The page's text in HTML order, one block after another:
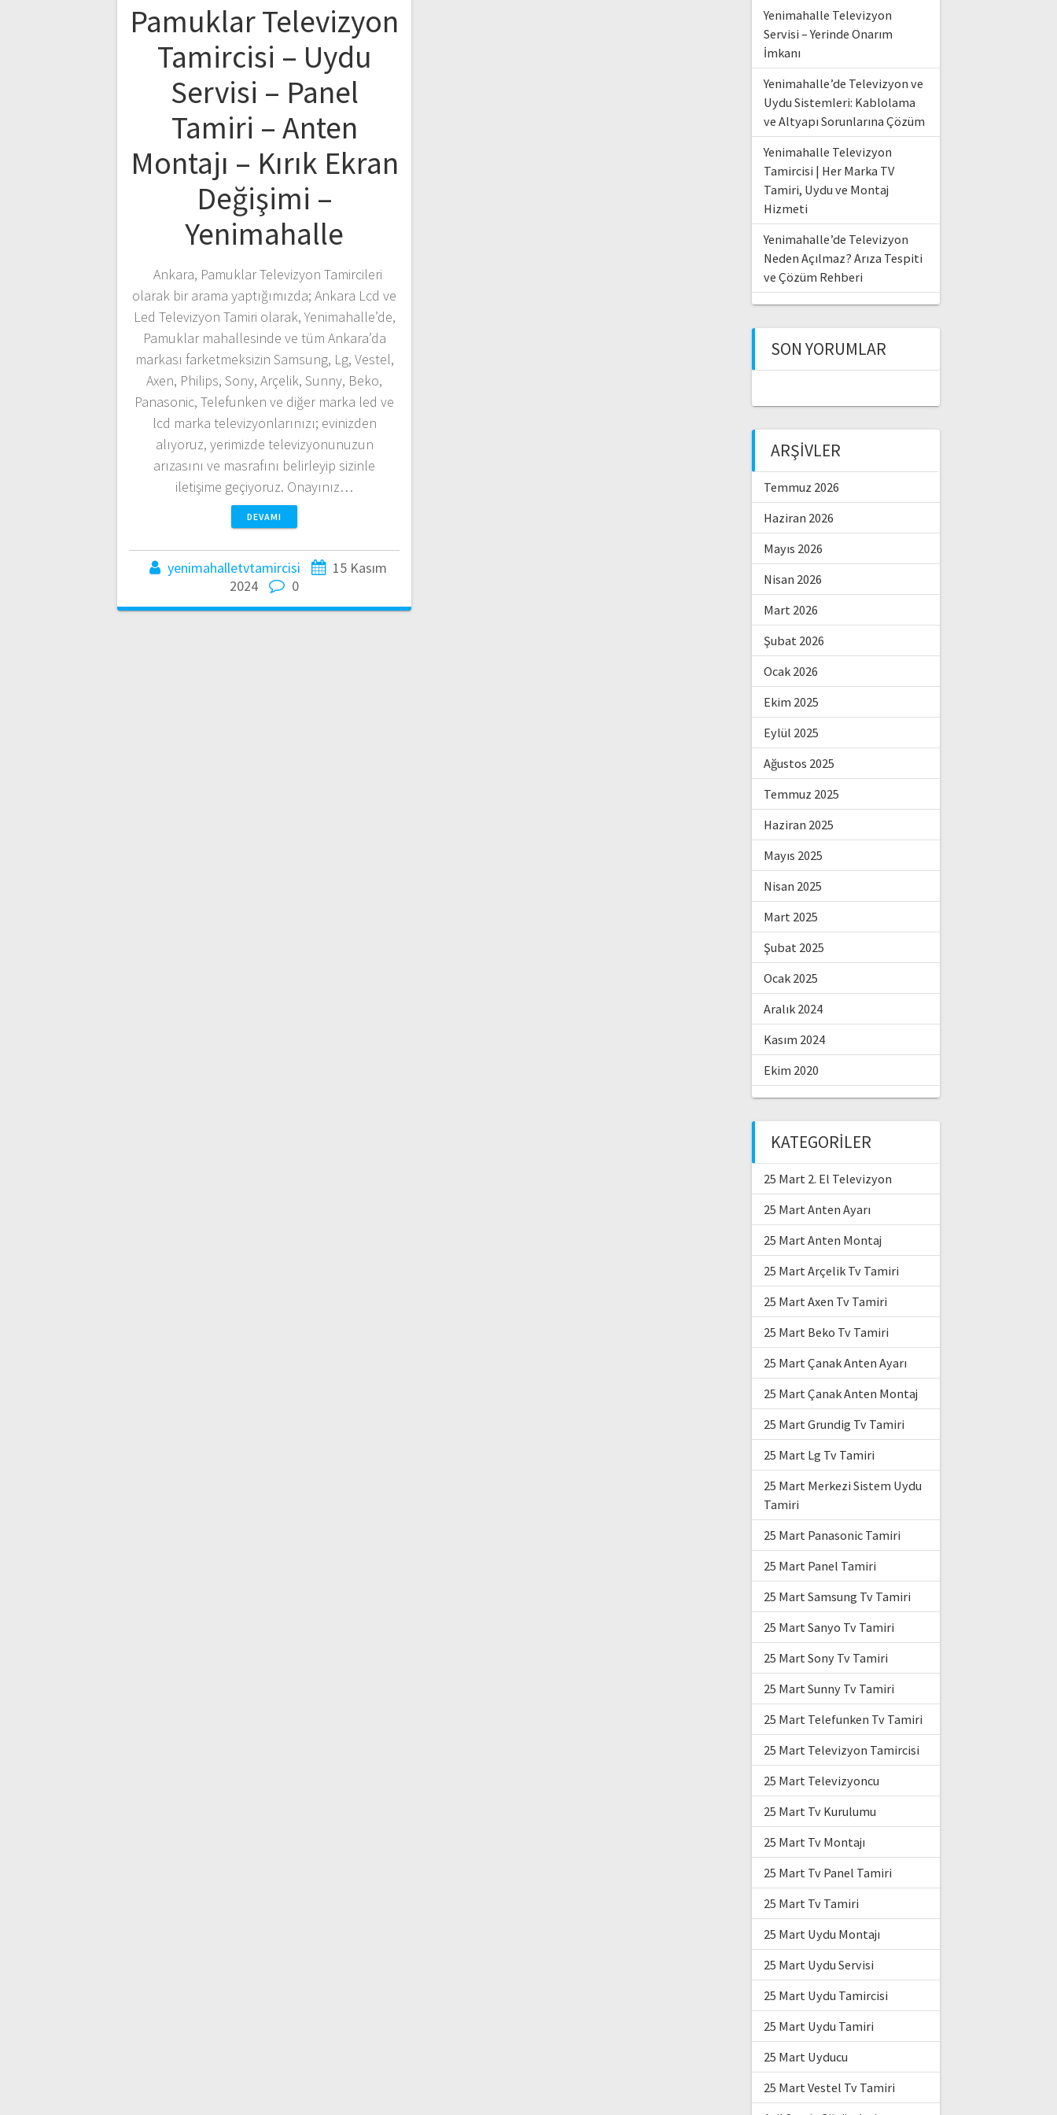
Pamuklar Televizyon
Tamircisi – Uydu
Servisi – Panel
Tamiri – Anten
Montajı – Kırık Ekran
Değişimi –
Yenimahalle
Ankara, Pamuklar Televizyon Tamircileri
olarak bir arama yaptığımızda; Ankara Lcd ve
Led Televizyon Tamiri olarak, Yenimahalle’de,
Pamuklar mahallesinde ve tüm Ankara’da
markası farketmeksizin Samsung, Lg, Vestel,
Axen, Philips, Sony, Arçelik, Sunny, Beko,
Panasonic, Telefunken ve diğer marka led ve
lcd marka televizyonlarınızı; evinizden
alıyoruz, yerimizde televizyonunuzun
arızasını ve masrafını belirleyip sizinle
iletişime geçiyoruz. Onayınız…
DEVAMI
yenimahalletvtamircisi
15 Kasım
2024
0
Yenimahalle Televizyon
Servisi – Yerinde Onarım
İmkanı
Yenimahalle’de Televizyon ve
Uydu Sistemleri: Kablolama
ve Altyapı Sorunlarına Çözüm
Yenimahalle Televizyon
Tamircisi | Her Marka TV
Tamiri, Uydu ve Montaj
Hizmeti
Yenimahalle’de Televizyon
Neden Açılmaz? Arıza Tespiti
ve Çözüm Rehberi
SON YORUMLAR
ARŞIVLER
Temmuz 2026
Haziran 2026
Mayıs 2026
Nisan 2026
Mart 2026
Şubat 2026
Ocak 2026
Ekim 2025
Eylül 2025
Ağustos 2025
Temmuz 2025
Haziran 2025
Mayıs 2025
Nisan 2025
Mart 2025
Şubat 2025
Ocak 2025
Aralık 2024
Kasım 2024
Ekim 2020
KATEGORILER
25 Mart 2. El Televizyon
25 Mart Anten Ayarı
25 Mart Anten Montaj
25 Mart Arçelik Tv Tamiri
25 Mart Axen Tv Tamiri
25 Mart Beko Tv Tamiri
25 Mart Çanak Anten Ayarı
25 Mart Çanak Anten Montaj
25 Mart Grundig Tv Tamiri
25 Mart Lg Tv Tamiri
25 Mart Merkezi Sistem Uydu
Tamiri
25 Mart Panasonic Tamiri
25 Mart Panel Tamiri
25 Mart Samsung Tv Tamiri
25 Mart Sanyo Tv Tamiri
25 Mart Sony Tv Tamiri
25 Mart Sunny Tv Tamiri
25 Mart Telefunken Tv Tamiri
25 Mart Televizyon Tamircisi
25 Mart Televizyoncu
25 Mart Tv Kurulumu
25 Mart Tv Montajı
25 Mart Tv Panel Tamiri
25 Mart Tv Tamiri
25 Mart Uydu Montajı
25 Mart Uydu Servisi
25 Mart Uydu Tamircisi
25 Mart Uydu Tamiri
25 Mart Uyducu
25 Mart Vestel Tv Tamiri